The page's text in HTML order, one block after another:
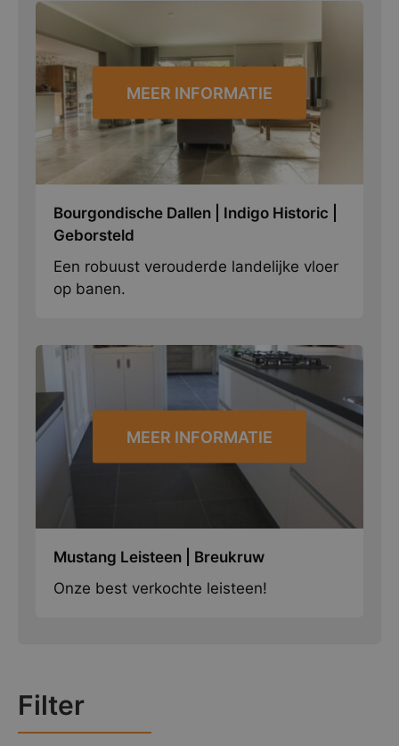
MEER INFORMATIE
Bourgondische Dallen | Indigo Historic |
Geborsteld
Een robuust verouderde landelijke vloer
op banen.
MEER INFORMATIE
Mustang Leisteen | Breukruw
Onze best verkochte leisteen!
Filter